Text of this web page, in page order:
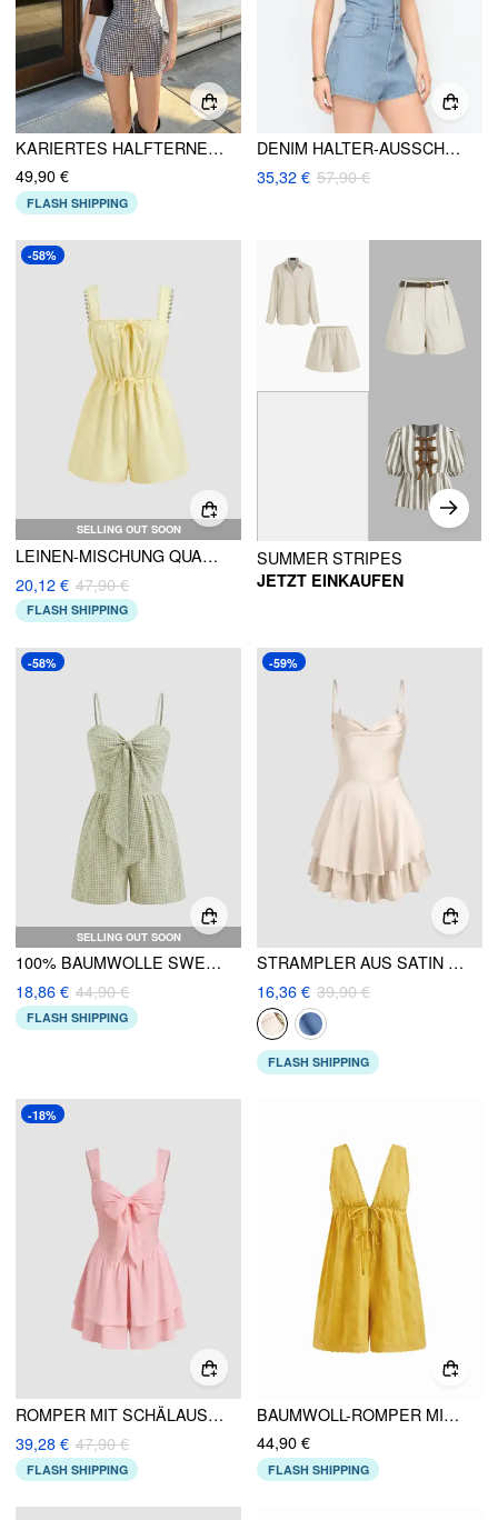
KARIERTES HALFTERNECK ROMPER MIT KNOPFVERZIERUNG
49,90 €
FLASH SHIPPING
DENIM HALTER-AUSSCHNITT GEWASCHENER METALLDETAIL MID RISE STRAMPLER
35,32 € 57,90 €
SELLING OUT SOON
-58%
LEINEN-MISCHUNG QUADRATISCHER HALS STICKEREI-TRIM KNOTEN-ROMPER
20,12 € 47,90 €
FLASH SHIPPING
SUMMER STRIPES
JETZT EINKAUFEN
SELLING OUT SOON
-58%
100% BAUMWOLLE SWEETHEART GINGHAM SHIRRED KNOTTED STRAMPLER
18,86 € 44,90 €
FLASH SHIPPING
-59%
STRAMPLER AUS SATIN MIT RUNDHALSAUSSCHNITT UND SCHICHTEN
16,36 € 39,90 €
FLASH SHIPPING
-18%
ROMPER MIT SCHÄLAUSSCHNITT UND JACQUARD-BOWS
39,28 € 47,90 €
FLASH SHIPPING
BAUMWOLL-ROMPER MIT V-AUSSCHNITT, SPITZENRAND UND KNOTEN AN DER FRONT
44,90 €
FLASH SHIPPING